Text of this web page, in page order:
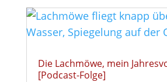
Die Lachmöwe, mein
[Podcast-Folge]